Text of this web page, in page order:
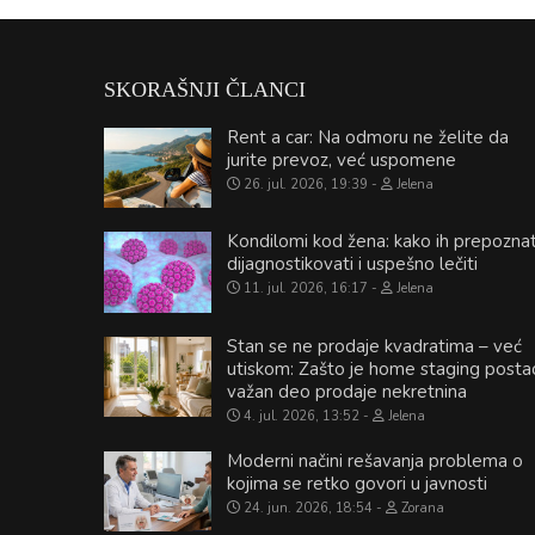
SKORAŠNJI ČLANCI
Rent a car: Na odmoru ne želite da
jurite prevoz, već uspomene
26. jul. 2026, 19:39 Jelena
Kondilomi kod žena: kako ih
dijagnostikovati i uspešno lečiti
11. jul. 2026, 16:17 Jelena
Stan se ne prodaje kvadratima – već
utiskom: Zašto je home staging
važan deo prodaje nekretnina
4. jul. 2026, 13:52 Jelena
Moderni načini rešavanja problema o
kojima se retko govori u javnosti
24. jun. 2026, 18:54 Zorana